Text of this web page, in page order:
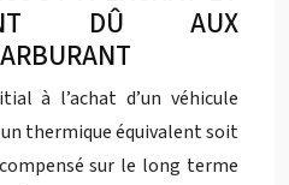
DÛ AUX
à l’achat d’un véhicule
thermique équivalent soit
sur le long terme